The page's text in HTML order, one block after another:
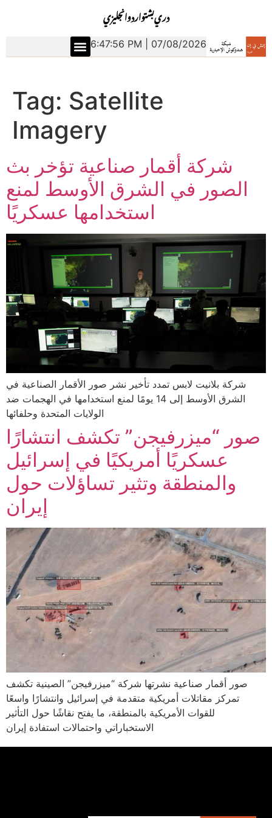
انجليزياردوبشتودري
6:47:57 PM | 07/08/2026
Tag: Satellite
Imagery
شركة أقمار صناعية تؤخر بث
الصور في الشرق الأوسط لمنع
استخدامها عسكريًا
شركة بلانيت لابس تمدد تأخير نشر صور الأقمار الصناعية في
الشرق الأوسط إلى 14 يومًا لمنع استخدامها في الهجمات ضد
الولايات المتحدة وحلفائها
صور “ميزرفيجن” تكشف انتشارًا
عسكريًا أمريكيًا في إسرائيل
والمنطقة وتثير تساؤلات حول
إيران
صور أقمار صناعية نشرتها شركة “ميزرفيجن” الصينية تكشف
تمركز مقاتلات أمريكية متقدمة في إسرائيل وانتشارًا واسعًا
للقوات الأمريكية بالمنطقة، ما يفتح نقاشًا حول التأثير
الاستخباراتي واحتمالات استفادة إيران